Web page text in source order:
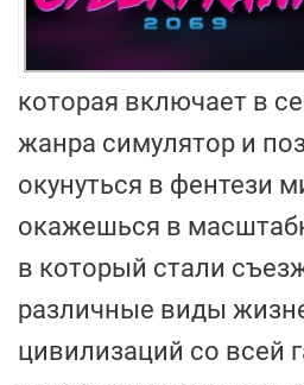
которая включает в
жанра симулятор и
окунуться в фентези
окажешься в
в который стали
различные виды
цивилизаций со всей